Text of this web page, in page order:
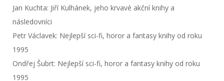
Jan Kuchta: Jiří Kulhánek, jeho krvavé akční knihy a
následovníci
Petr Václavek: Nejlepší sci-fi, horor a fantasy knihy od roku
1995
Ondřej Šubrt: Nejlepší sci-fi, horor a fantasy knihy od roku
1995